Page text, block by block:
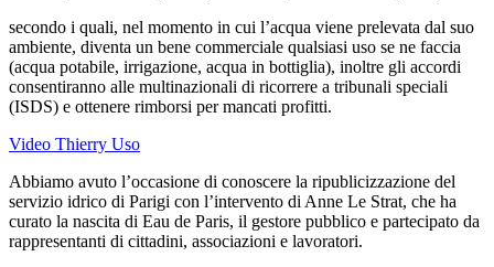
secondo i quali, nel momento in cui l’acqua viene prelevata dal suo
ambiente, diventa un bene commerciale qualsiasi uso se ne faccia
(acqua potabile, irrigazione, acqua in bottiglia), inoltre gli accordi
consentiranno alle multinazionali di ricorrere a tribunali speciali
(ISDS) e ottenere rimborsi per mancati profitti.
Video Thierry Uso
Abbiamo avuto l’occasione di conoscere la ripublicizzazione del
servizio idrico di Parigi con l’intervento di Anne Le Strat, che ha
curato la nascita di Eau de Paris, il gestore pubblico e partecipato da
rappresentanti di cittadini, associazioni e lavoratori.